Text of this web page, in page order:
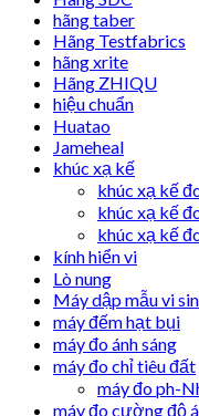
hãng taber
Hãng Testfabrics
hãng xrite
Hãng ZHIQU
hiệu chuẩn
Huatao
Jameheal
khúc xạ kế
khúc xạ kế
khúc xạ kế
khúc xạ kế
kính hiển vi
Lò nung
Máy dập mẫu vi
máy đếm hạt bụi
máy đo ánh sáng
máy đo chỉ tiêu đất
máy đo ph-
máy đo cường độ